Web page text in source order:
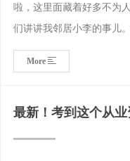
啦，这里面藏着好多不为
们讲讲我邻居小李的事儿
More
最新！考到这个从
啦！